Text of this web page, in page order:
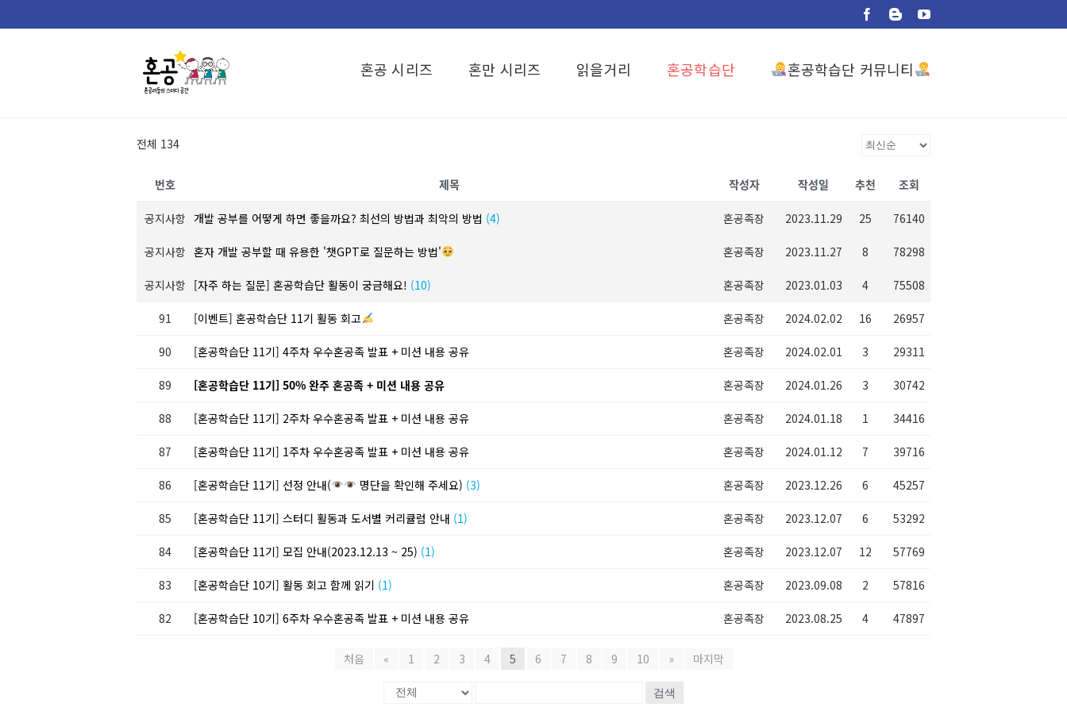
to
Facebook
BloggerYouTube
혼공 시리즈 혼만 시리즈 읽을거리 혼공학습단 혼공학습단 커뮤니티
전체 134
번호 제목 작성자 작성일 추천 조회
공지사항 개발 공부를 어떻게 하면 좋을까요? 최선의 방법과 최악의 방법 (4) 혼공족장 2023.11.29 25 76140
공지사항 혼자 개발 공부할 때 유용한 '챗GPT로 질문하는 방법' 혼공족장 2023.11.27 8 78298
공지사항 [자주 하는 질문] 혼공학습단 활동이 궁금해요! (10) 혼공족장 2023.01.03 4 75508
91 [이벤트] 혼공학습단 11기 활동 회고 혼공족장 2024.02.02 16 26957
90 [혼공학습단 11기] 4주차 우수혼공족 발표 + 미션 내용 공유 혼공족장 2024.02.01 3 29311
89 [혼공학습단 11기] 50% 완주 혼공족 + 미션 내용 공유 혼공족장 2024.01.26 3 30742
88 [혼공학습단 11기] 2주차 우수혼공족 발표 + 미션 내용 공유 혼공족장 2024.01.18 1 34416
87 [혼공학습단 11기] 1주차 우수혼공족 발표 + 미션 내용 공유 혼공족장 2024.01.12 7 39716
86 [혼공학습단 11기] 선정 안내( 명단을 확인해 주세요) (3) 혼공족장 2023.12.26 6 45257
85 [혼공학습단 11기] 스터디 활동과 도서별 커리큘럼 안내 (1) 혼공족장 2023.12.07 6 53292
84 [혼공학습단 11기] 모집 안내(2023.12.13 ~ 25) (1) 혼공족장 2023.12.07 12 57769
83 [혼공학습단 10기] 활동 회고 함께 읽기 (1) 혼공족장 2023.09.08 2 57816
82 [혼공학습단 10기] 6주차 우수혼공족 발표 + 미션 내용 공유 혼공족장 2023.08.25 4 47897
처음 « 1 2 3 4 5 6 7 8 9 10 » 마지막
검색